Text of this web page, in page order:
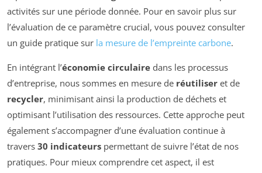
activités sur une période donnée. Pour en savoir plus sur
l’évaluation de ce paramètre crucial, vous pouvez consulter
un guide pratique sur la mesure de l’empreinte carbone.
En intégrant l’économie circulaire dans les processus
d’entreprise, nous sommes en mesure de réutiliser et de
recycler, minimisant ainsi la production de déchets et
optimisant l’utilisation des ressources. Cette approche peut
également s’accompagner d’une évaluation continue à
travers 30 indicateurs permettant de suivre l’état de nos
pratiques. Pour mieux comprendre cet aspect, il est